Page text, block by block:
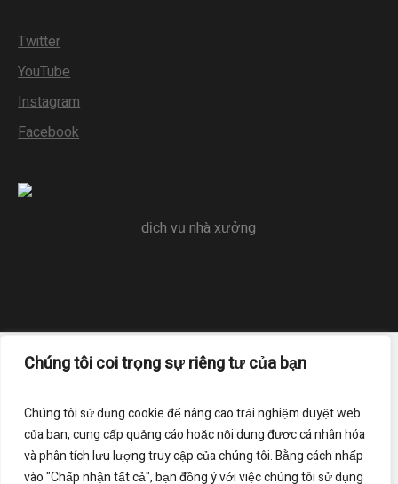
Chúng tôi coi trọng sự riêng tư của bạn
Chúng tôi sử dụng cookie để nâng cao trải nghiệm duyệt web
của bạn, cung cấp quảng cáo hoặc nội dung được cá nhân hóa
và phân tích lưu lượng truy cập của chúng tôi. Bằng cách nhấp
vào "Chấp nhận tất cả", bạn đồng ý với việc chúng tôi sử dụng
Twitter
YouTube
Instagram
Facebook
dịch vụ nhà xưởng
Trang chủ Liên hệ
Điều khoản sử dụng
Đăng ký nhận bản tin của chúng tôi